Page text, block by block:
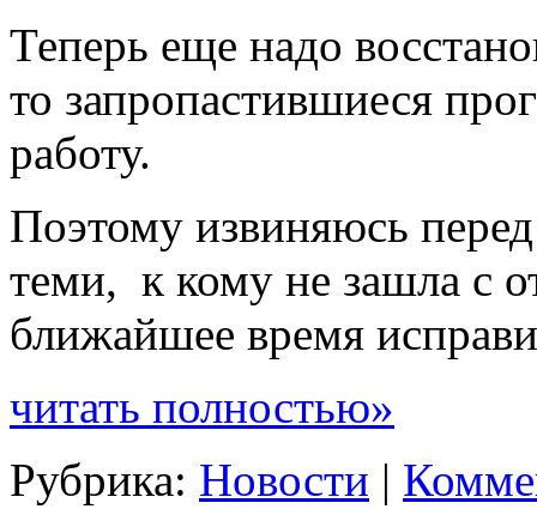
Теперь еще надо
то запропастившиеся
работу.
Поэтому извиняюсь
теми, к кому не зашла с
ближайшее время
читать полностью»
Рубрика: Новости |